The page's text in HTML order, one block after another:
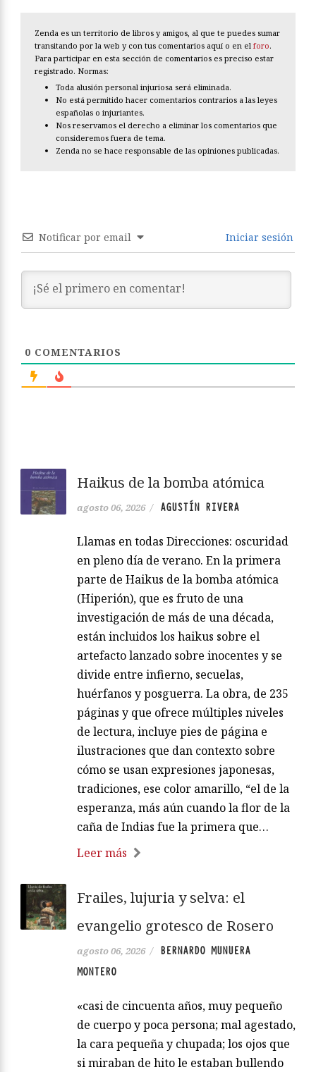
Zenda es un territorio de libros y amigos, al que te puedes sumar
transitando por la web y con tus comentarios aquí o en el foro.
Para participar en esta sección de comentarios es preciso estar
registrado. Normas:
Toda alusión personal injuriosa será eliminada.
No está permitido hacer comentarios contrarios a las leyes
españolas o injuriantes.
Nos reservamos el derecho a eliminar los comentarios que
consideremos fuera de tema.
Zenda no se hace responsable de las opiniones publicadas.
Notificar por email Iniciar sesión
0 COMENTARIOS
Haikus de la bomba atómica
agosto 06, 2026 / AGUSTÍN RIVERA
Llamas en todas Direcciones: oscuridad
en pleno día de verano. En la primera
parte de Haikus de la bomba atómica
(Hiperión), que es fruto de una
investigación de más de una década,
están incluidos los haikus sobre el
artefacto lanzado sobre inocentes y se
divide entre infierno, secuelas,
huérfanos y posguerra. La obra, de 235
páginas y que ofrece múltiples niveles
de lectura, incluye pies de página e
ilustraciones que dan contexto sobre
cómo se usan expresiones japonesas,
tradiciones, ese color amarillo, “el de la
esperanza, más aún cuando la flor de la
caña de Indias fue la primera que…
Leer más
Frailes, lujuria y selva: el
evangelio grotesco de Rosero
agosto 06, 2026 /
BERNARDO MUNUERA
MONTERO
«casi de cincuenta años, muy pequeño
de cuerpo y poca persona; mal agestado,
la cara pequeña y chupada; los ojos que
si miraban de hito le estaban bullendo